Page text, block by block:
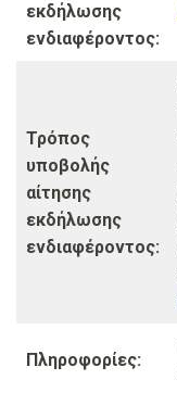
εκδήλωσης
ενδιαφέροντος:
Τρόπος
υποβολής
αίτησης
εκδήλωσης
ενδιαφέροντος:
Πληροφορίες: